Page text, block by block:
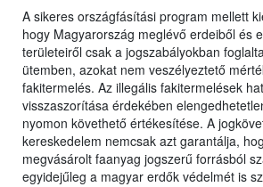
A sikeres országfásítási program mellett
hogy Magyarország meglévő erdeiből és
területeiről csak a jogszabályokban
ütemben, azokat nem veszélyeztető
fakitermelés. Az illegális fakitermelések
visszaszorítása érdekében
nyomon követhető értékesítése. A
kereskedelem nemcsak azt garantálja,
megvásárolt faanyag jogszerű forrásból
egyidejűleg a magyar erdők védelmét is